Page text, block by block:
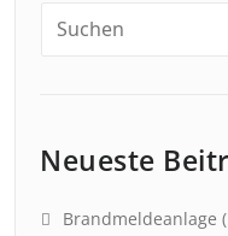
Neueste
Brandmeldeanlage